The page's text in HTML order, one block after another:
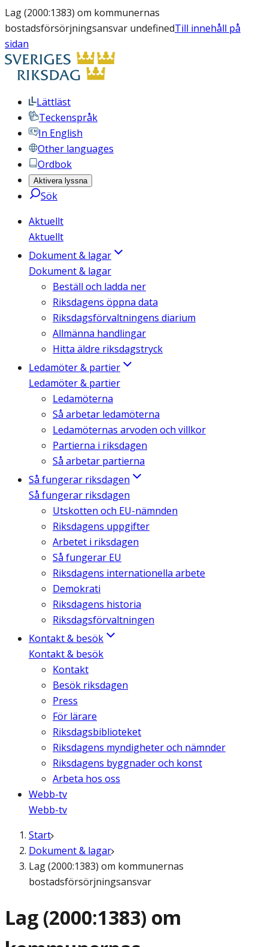
Lag (2000:1383) om kommunernas
bostadsförsörjningsansvar undefinedTill innehåll på
sidan
Lättläst
Teckenspråk
In English
Other languages
Ordbok
Aktivera lyssna
Sök
Aktuellt
Aktuellt
Dokument & lagar
Dokument & lagar
Beställ och ladda ner
Riksdagens öppna data
Riksdagsförvaltningens diarium
Allmänna handlingar
Hitta äldre riksdagstryck
Ledamöter & partier
Ledamöter & partier
Ledamöterna
Så arbetar ledamöterna
Ledamöternas arvoden och villkor
Partierna i riksdagen
Så arbetar partierna
Så fungerar riksdagen
Så fungerar riksdagen
Utskotten och EU-nämnden
Riksdagens uppgifter
Arbetet i riksdagen
Så fungerar EU
Riksdagens internationella arbete
Demokrati
Riksdagens historia
Riksdagsförvaltningen
Kontakt & besök
Kontakt & besök
Kontakt
Besök riksdagen
Press
För lärare
Riksdagsbiblioteket
Riksdagens myndigheter och nämnder
Riksdagens byggnader och konst
Arbeta hos oss
Webb-tv
Webb-tv
Start
Dokument & lagar
Lag (2000:1383) om kommunernas
bostadsförsörjningsansvar
Lag (2000:1383) om